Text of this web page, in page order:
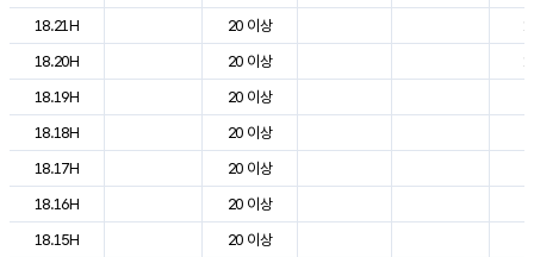
18.21H
20 이상
18.20H
20 이상
18.19H
20 이상
18.18H
20 이상
18.17H
20 이상
18.16H
20 이상
18.15H
20 이상